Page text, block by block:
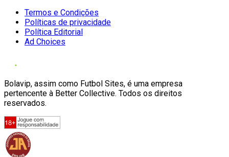
Termos e Condições
Políticas de privacidade
Política Editorial
Ad Choices
Bolavip, assim como Futbol Sites, é uma empresa
pertencente à Better Collective. Todos os direitos
reservados.